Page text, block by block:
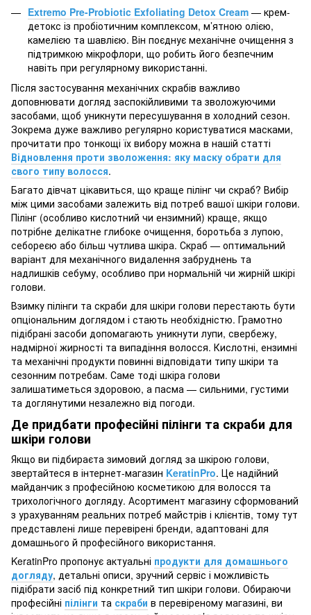
Extremo Pre-Probiotic Exfoliating Detox Cream — крем-
детокс із пробіотичним комплексом, м’ятною олією,
камелією та шавлією. Він поєднує механічне очищення з
підтримкою мікрофлори, що робить його безпечним
навіть при регулярному використанні.
Після застосування механічних скрабів важливо
доповнювати догляд заспокійливими та зволожуючими
засобами, щоб уникнути пересушування в холодний сезон.
Зокрема дуже важливо регулярно користуватися масками,
прочитати про тонкощі їх вибору можна в нашій статті
Відновлення проти зволоження: яку маску обрати для
свого типу волосся.
Багато дівчат цікавиться, що краще пілінг чи скраб? Вибір
між цими засобами залежить від потреб вашої шкіри голови.
Пілінг (особливо кислотний чи ензимний) краще, якщо
потрібне делікатне глибоке очищення, боротьба з лупою,
себореєю або більш чутлива шкіра. Скраб — оптимальний
варіант для механічного видалення забруднень та
надлишків себуму, особливо при нормальній чи жирній шкірі
голови.
Взимку пілінги та скраби для шкіри голови перестають бути
опціональним доглядом і стають необхідністю. Грамотно
підібрані засоби допомагають уникнути лупи, свербежу,
надмірної жирності та випадіння волосся. Кислотні, ензимні
та механічні продукти повинні відповідати типу шкіри та
сезонним потребам. Саме тоді шкіра голови
залишатиметься здоровою, а пасма — сильними, густими
та доглянутими незалежно від погоди.
Де придбати професійні пілінги та скраби для
шкіри голови
Якщо ви підбираєта зимовий догляд за шкірою голови,
звертайтеся в інтернет-магазин KeratinPro. Це надійний
майданчик з професійною косметикою для волосся та
трихологічного догляду. Асортимент магазину сформований
з урахуванням реальних потреб майстрів і клієнтів, тому тут
представлені лише перевірені бренди, адаптовані для
домашнього й професійного використання.
KeratinPro пропонує актуальні продукти для домашнього
догляду, детальні описи, зручний сервіс і можливість
підібрати засіб під конкретний тип шкіри голови. Обираючи
професійні пілінги та скраби в перевіреному магазині, ви